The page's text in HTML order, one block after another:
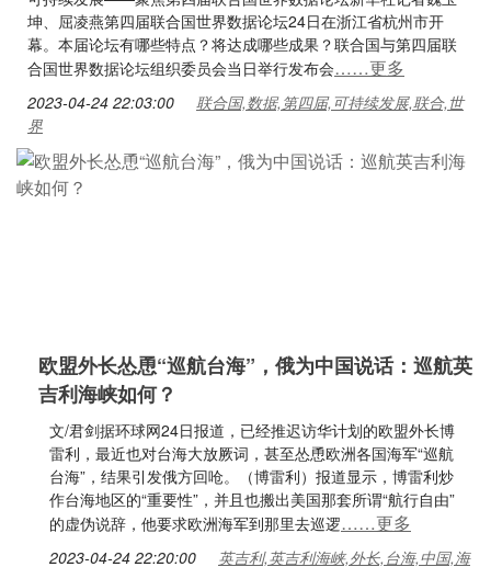
坤、屈凌燕第四届联合国世界数据论坛24日在浙江省杭州市开
幕。本届论坛有哪些特点？将达成哪些成果？联合国与第四届联
合国世界数据论坛组织委员会当日举行发布会……更多
2023-04-24 22:03:00
联合国,数据,第四届,可持续发展,联合,世
界
欧盟外长怂恿“巡航台海”，俄为中国说话：巡航英
吉利海峡如何？
文/君剑据环球网24日报道，已经推迟访华计划的欧盟外长博
雷利，最近也对台海大放厥词，甚至怂恿欧洲各国海军“巡航
台海”，结果引发俄方回呛。（博雷利）报道显示，博雷利炒
作台海地区的“重要性”，并且也搬出美国那套所谓“航行自由”
的虚伪说辞，他要求欧洲海军到那里去巡逻……更多
2023-04-24 22:20:00 英吉利,英吉利海峡,外长,台海,中国,海